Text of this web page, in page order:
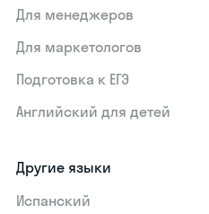
Для менеджеров
Для маркетологов
Подготовка к ЕГЭ
Английский для детей
Другие языки
Испанский